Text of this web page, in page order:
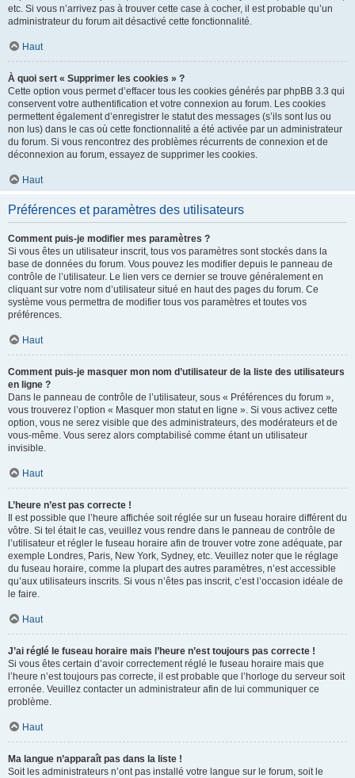
etc. Si vous n’arrivez pas à trouver cette case à cocher, il est probable qu’un
administrateur du forum ait désactivé cette fonctionnalité.
Haut
À quoi sert « Supprimer les cookies » ?
Cette option vous permet d’effacer tous les cookies générés par phpBB 3.3 qui
conservent votre authentification et votre connexion au forum. Les cookies
permettent également d’enregistrer le statut des messages (s’ils sont lus ou
non lus) dans le cas où cette fonctionnalité a été activée par un administrateur
du forum. Si vous rencontrez des problèmes récurrents de connexion et de
déconnexion au forum, essayez de supprimer les cookies.
Haut
Préférences et paramètres des utilisateurs
Comment puis-je modifier mes paramètres ?
Si vous êtes un utilisateur inscrit, tous vos paramètres sont stockés dans la
base de données du forum. Vous pouvez les modifier depuis le panneau de
contrôle de l’utilisateur. Le lien vers ce dernier se trouve généralement en
cliquant sur votre nom d’utilisateur situé en haut des pages du forum. Ce
système vous permettra de modifier tous vos paramètres et toutes vos
préférences.
Haut
Comment puis-je masquer mon nom d’utilisateur de la liste des utilisateurs
en ligne ?
Dans le panneau de contrôle de l’utilisateur, sous « Préférences du forum »,
vous trouverez l’option « Masquer mon statut en ligne ». Si vous activez cette
option, vous ne serez visible que des administrateurs, des modérateurs et de
vous-même. Vous serez alors comptabilisé comme étant un utilisateur
invisible.
Haut
L’heure n’est pas correcte !
Il est possible que l’heure affichée soit réglée sur un fuseau horaire différent du
vôtre. Si tel était le cas, veuillez vous rendre dans le panneau de contrôle de
l’utilisateur et régler le fuseau horaire afin de trouver votre zone adéquate, par
exemple Londres, Paris, New York, Sydney, etc. Veuillez noter que le réglage
du fuseau horaire, comme la plupart des autres paramètres, n’est accessible
qu’aux utilisateurs inscrits. Si vous n’êtes pas inscrit, c’est l’occasion idéale de
le faire.
Haut
J’ai réglé le fuseau horaire mais l’heure n’est toujours pas correcte !
Si vous êtes certain d’avoir correctement réglé le fuseau horaire mais que
l’heure n’est toujours pas correcte, il est probable que l’horloge du serveur soit
erronée. Veuillez contacter un administrateur afin de lui communiquer ce
problème.
Haut
Ma langue n’apparaît pas dans la liste !
Soit les administrateurs n’ont pas installé votre langue sur le forum, soit le